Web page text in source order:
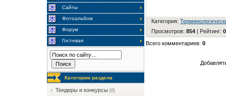
Сайты
Фотоальбом
Форум
Гостевая
Категории раздела
Тендеры и конкурсы [0]
Категория:
Просмотров: 854 | Рейтинг:
Всего комментариев: 0